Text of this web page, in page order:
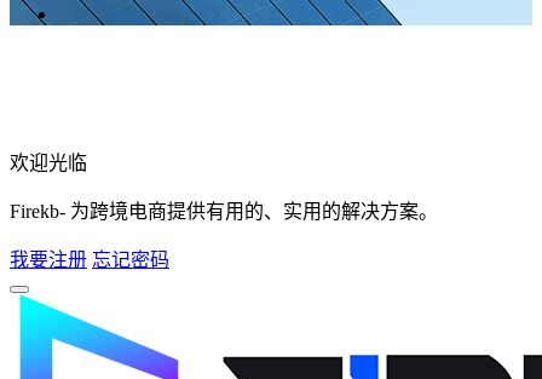
欢迎光临
Firekb- 为跨境电商提供有用的、实用的解决方案。
我要注册 忘记密码